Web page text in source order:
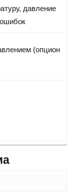
давление
(опцион